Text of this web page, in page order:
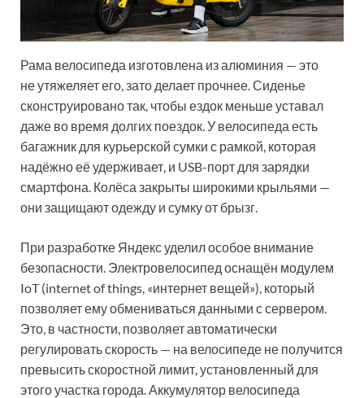
Рама велосипеда изготовлена из алюминия — это
не утяжеляет его, зато делает прочнее. Сиденье
сконструировано так, чтобы ездок меньше уставал
даже во время долгих поездок. У велосипеда есть
багажник для курьерской сумки с рамкой, которая
надёжно её удерживает, и USB-порт для зарядки
смартфона. Колёса закрыты широкими крыльями —
они защищают одежду и сумку от брызг.
При разработке Яндекс уделил особое внимание
безопасности. Электровелосипед оснащён модулем
IoT (internet of things, «интернет вещей»), который
позволяет ему обмениваться данными с сервером.
Это, в частности, позволяет автоматически
регулировать скорость — на велосипеде не получится
превысить скоростной лимит, установленный для
этого участка города. Аккумулятор велосипеда